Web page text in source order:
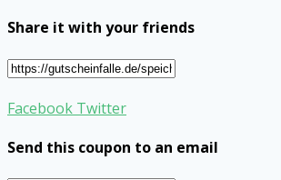
Share it with your friends
Facebook Twitter
Send this coupon to an email